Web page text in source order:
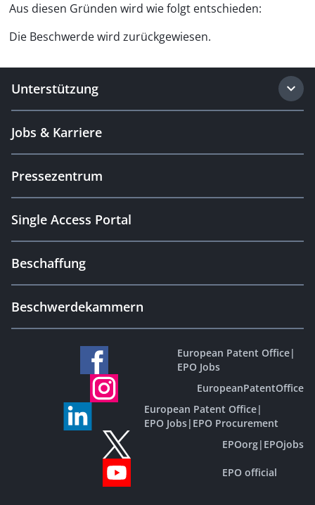
Aus diesen Gründen wird wie folgt entschieden:
Die Beschwerde wird zurückgewiesen.
Unterstützung
Jobs & Karriere
Pressezentrum
Single Access Portal
Beschaffung
Beschwerdekammern
European Patent Office|
EPO Jobs
EuropeanPatentOffice
European Patent Office|
EPO Jobs| EPO Procurement
EPOorg| EPOjobs
EPO official